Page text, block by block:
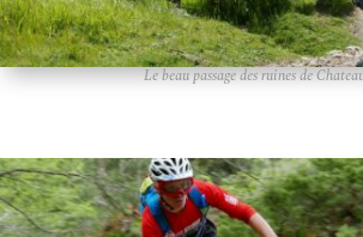
Le beau passage des ruines de